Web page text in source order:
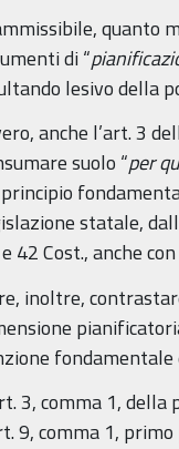
quanto
di “
lesivo della
anche l’art. 3
suolo “per
statale,
42 Cost., anche
inoltre,
fondamentale
3, comma 1,
9, comma 1,